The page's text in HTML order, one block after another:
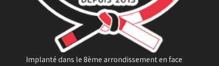
Implanté dans le 8ème arrondissement en face